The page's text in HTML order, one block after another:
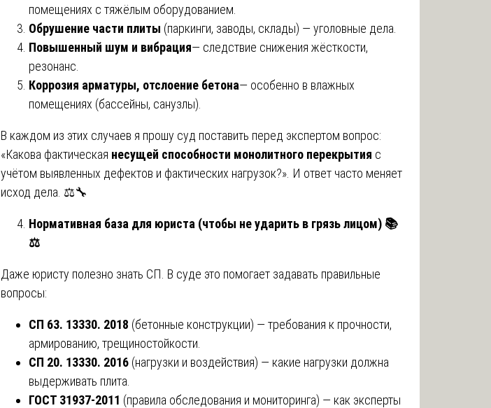
помещениях с тяжёлым оборудованием.
Обрушение части плиты (паркинги, заводы, склады) — уголовные дела.
Повышенный шум и вибрация— следствие снижения жёсткости,
резонанс.
Коррозия арматуры, отслоение бетона— особенно в влажных
помещениях (бассейны, санузлы).
В каждом из этих случаев я прошу суд поставить перед экспертом вопрос:
«Какова фактическая несущей способности монолитного перекрытия с
учётом выявленных дефектов и фактических нагрузок?». И ответ часто меняет
исход дела. ⚖️🔧
Нормативная база для юриста (чтобы не ударить в грязь лицом) 📚
⚖️
Даже юристу полезно знать СП. В суде это помогает задавать правильные
вопросы:
СП 63. 13330. 2018 (бетонные конструкции) — требования к прочности,
армированию, трещиностойкости.
СП 20. 13330. 2016 (нагрузки и воздействия) — какие нагрузки должна
выдерживать плита.
ГОСТ 31937-2011 (правила обследования и мониторинга) — как эксперты